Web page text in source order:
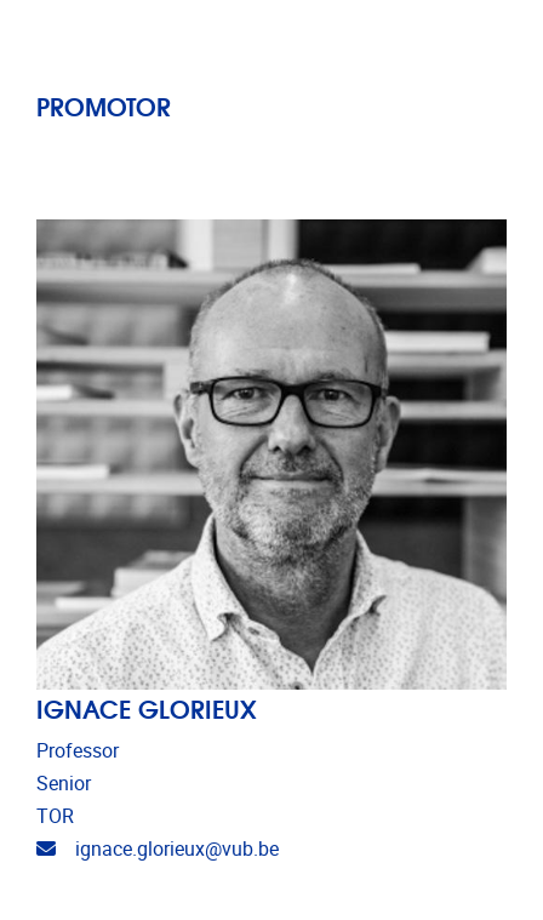
PROMOTOR
IGNACE GLORIEUX
Professor
Senior
TOR
Email address
ignace.glorieux@vub.be